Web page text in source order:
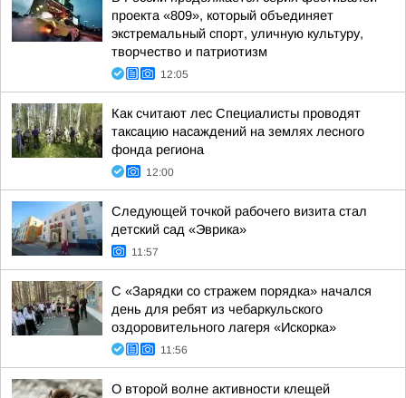
проекта «809», который объединяет
экстремальный спорт, уличную культуру,
творчество и патриотизм
12:05
Как считают лес Специалисты проводят
таксацию насаждений на землях лесного
фонда региона
12:00
Следующей точкой рабочего визита стал
детский сад «Эврика»
11:57
С «Зарядки со стражем порядка» начался
день для ребят из чебаркульского
оздоровительного лагеря «Искорка»
11:56
О второй волне активности клещей